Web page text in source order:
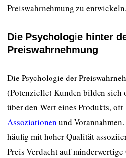
Preiswahrnehmung zu entwickeln.
Die Psychologie hinter
Preiswahrnehmung
Die Psychologie der
(Potenzielle) Kunden bilden sich
über den Wert eines Produkts, oft
Assoziationen und
häufig mit hoher Qualität
Preis Verdacht auf